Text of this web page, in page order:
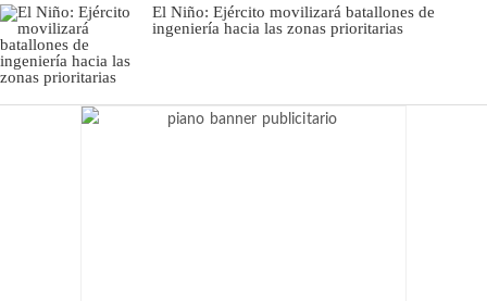
El Niño: Ejército movilizará batallones de
ingeniería hacia las zonas prioritarias